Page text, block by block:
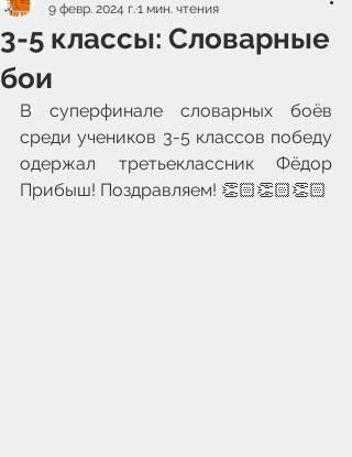
3-5 классы: Словарные
бои
9 февр. 2024 г.1 мин. чтения
В суперфинале словарных боёв
среди учеников 3-5 классов победу
одержал третьеклассник Фёдор
Прибыш! Поздравляем! 👏🏻👏🏻👏🏻